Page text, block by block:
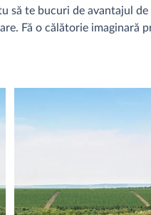
să te bucuri de avantajul
Fă o călătorie imaginară